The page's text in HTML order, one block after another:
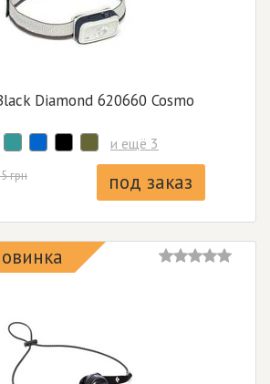
Diamond 620660 Cosmo
и ещё 3
грн
под заказ